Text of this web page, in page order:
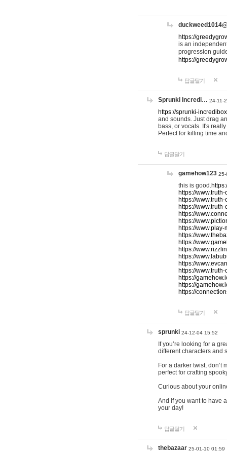
https://
is an
progression
https://
답글달기
Sprunki Incredi… 24-11-
https://sprunki-
and sounds. Just drag
bass, or vocals. It's
Perfect for killing time
답글달기
gamehow123 25-
this is good.
https://
https://
https://
https://
https://
https://
https://
https://
https://
https://
https://
https://
https://
https://
https://
답글달기
sprunki 24-12-04 15:52
If you’re looking for a
different characters and
For a darker twist, don’t
perfect for crafting
Curious about your
And if you want to have
your day!
답글달기
thebazaar 25-01-10 01:59